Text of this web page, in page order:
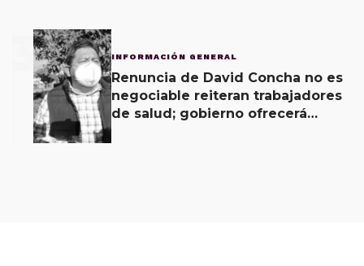
3 INFORMACIÓN GENERAL
Renuncia de David Concha no es
negociable reiteran trabajadores
de salud; gobierno ofrecerá